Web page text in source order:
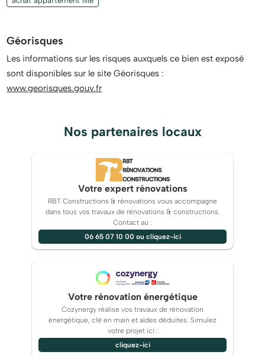
Géorisques
Les informations sur les risques auxquels ce bien est exposé
sont disponibles sur le site Géorisques :
www.georisques.gouv.fr
Nos partenaires locaux
Votre expert rénovations
RBT Constructions & rénovations vous accompagne
dans tous vos travaux de rénovations & constructions.
Contact au :
06 65 07 10 00 ou cliquez-ici
Votre rénovation énergétique
Cozynergy réalise vos travaux de rénovation
énergétique, clé en main et aides déduites. Simulez
votre projet ici :
cliquez-ici